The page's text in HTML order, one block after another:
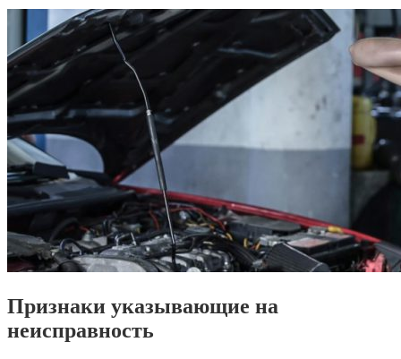
Признаки указывающие на
неисправность